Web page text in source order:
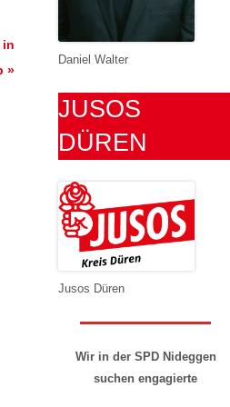
in
»
Daniel Walter
JUSOS
DÜREN
Jusos Düren
Wir in der SPD Nideggen
suchen engagierte